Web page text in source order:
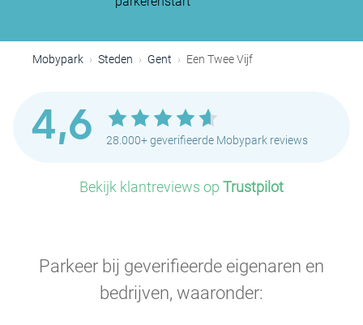
Mobypark Steden Gent Een Twee Vijf
4,6 28.000+ geverifieerde Mobypark reviews
Bekijk klantreviews op Trustpilot
Parkeer bij geverifieerde eigenaren en
bedrijven, waaronder: